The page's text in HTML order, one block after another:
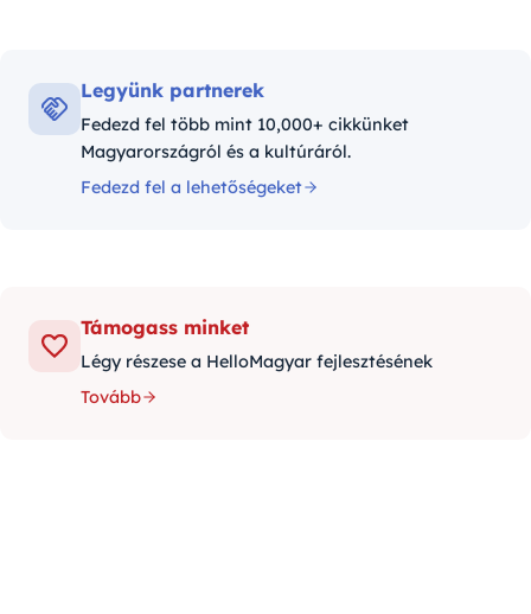
Legyünk partnerek
Fedezd fel több mint 10,000+ cikkünket
Magyarországról és a kultúráról.
Fedezd fel a lehetőségeket
Támogass minket
Légy részese a HelloMagyar fejlesztésének
Tovább